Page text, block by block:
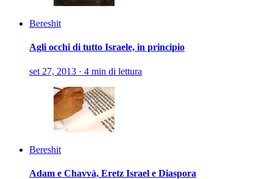
Bereshit
Agli occhi di tutto Israele, in principio
set 27, 2013 · 4 min di lettura
Bereshit
Adam e Chavvà, Eretz Israel e Diaspora